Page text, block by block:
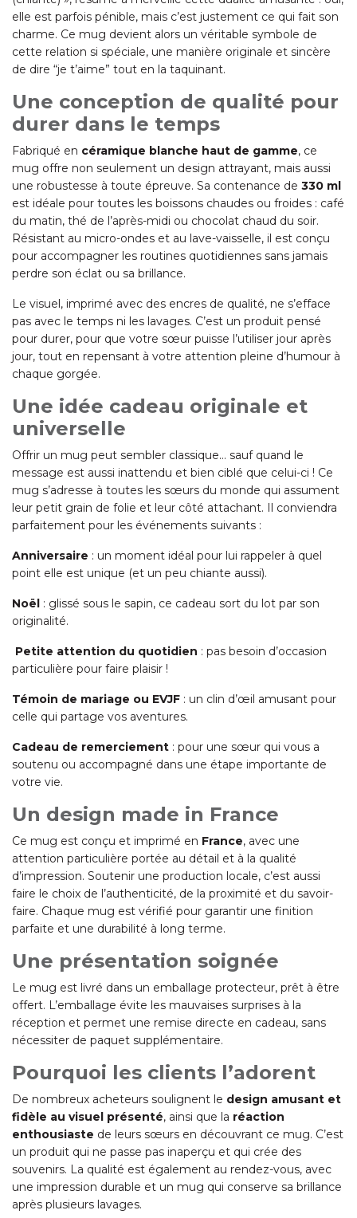
elle est parfois pénible, mais c’est justement ce qui fait son
charme. Ce mug devient alors un véritable symbole de
cette relation si spéciale, une manière originale et sincère
de dire “je t’aime” tout en la taquinant.
Une conception de qualité pour
durer dans le temps
Fabriqué en céramique blanche haut de gamme, ce
mug offre non seulement un design attrayant, mais aussi
une robustesse à toute épreuve. Sa contenance de 330 ml
est idéale pour toutes les boissons chaudes ou froides : café
du matin, thé de l’après-midi ou chocolat chaud du soir.
Résistant au micro-ondes et au lave-vaisselle, il est conçu
pour accompagner les routines quotidiennes sans jamais
perdre son éclat ou sa brillance.
Le visuel, imprimé avec des encres de qualité, ne s’efface
pas avec le temps ni les lavages. C’est un produit pensé
pour durer, pour que votre sœur puisse l’utiliser jour après
jour, tout en repensant à votre attention pleine d’humour à
chaque gorgée.
Une idée cadeau originale et
universelle
Offrir un mug peut sembler classique… sauf quand le
message est aussi inattendu et bien ciblé que celui-ci ! Ce
mug s’adresse à toutes les sœurs du monde qui assument
leur petit grain de folie et leur côté attachant. Il conviendra
parfaitement pour les événements suivants :
Anniversaire : un moment idéal pour lui rappeler à quel
point elle est unique (et un peu chiante aussi).
Noël : glissé sous le sapin, ce cadeau sort du lot par son
originalité.
Petite attention du quotidien : pas besoin d’occasion
particulière pour faire plaisir !
Témoin de mariage ou EVJF : un clin d’œil amusant pour
celle qui partage vos aventures.
Cadeau de remerciement : pour une sœur qui vous a
soutenu ou accompagné dans une étape importante de
votre vie.
Un design made in France
Ce mug est conçu et imprimé en France, avec une
attention particulière portée au détail et à la qualité
d’impression. Soutenir une production locale, c’est aussi
faire le choix de l’authenticité, de la proximité et du savoir-
faire. Chaque mug est vérifié pour garantir une finition
parfaite et une durabilité à long terme.
Une présentation soignée
Le mug est livré dans un emballage protecteur, prêt à être
offert. L’emballage évite les mauvaises surprises à la
réception et permet une remise directe en cadeau, sans
nécessiter de paquet supplémentaire.
Pourquoi les clients l’adorent
De nombreux acheteurs soulignent le design amusant et
fidèle au visuel présenté, ainsi que la réaction
enthousiaste de leurs sœurs en découvrant ce mug. C’est
un produit qui ne passe pas inaperçu et qui crée des
souvenirs. La qualité est également au rendez-vous, avec
une impression durable et un mug qui conserve sa brillance
après plusieurs lavages.